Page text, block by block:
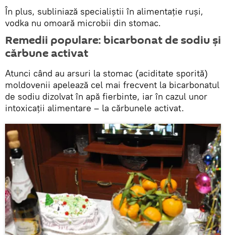
În plus, subliniază specialiștii în alimentație ruși,
vodka nu omoară microbii din stomac.
Remedii populare: bicarbonat de sodiu și
cărbune activat
Atunci când au arsuri la stomac (aciditate sporită)
moldovenii apelează cel mai frecvent la bicarbonatul
de sodiu dizolvat în apă fierbinte, iar în cazul unor
intoxicații alimentare – la cărbunele activat.